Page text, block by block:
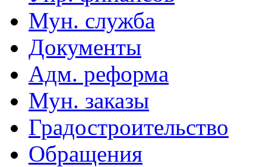
Мун. служба
Документы
Адм. реформа
Мун. заказы
Градостроительство
Обращения